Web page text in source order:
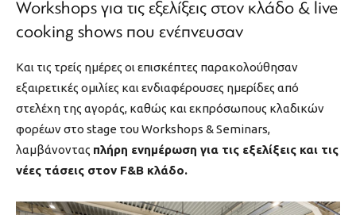
Workshops για τις εξελίξεις στον κλάδο & live
cooking shows που ενέπνευσαν
Και τις τρείς ημέρες οι επισκέπτες παρακολούθησαν
εξαιρετικές ομιλίες και ενδιαφέρουσες ημερίδες από
στελέχη της αγοράς, καθώς και εκπρόσωπους κλαδικών
φορέων στο stage του Workshops & Seminars,
λαμβάνοντας πλήρη ενημέρωση για τις εξελίξεις και τις
νέες τάσεις στον F&B κλάδο.